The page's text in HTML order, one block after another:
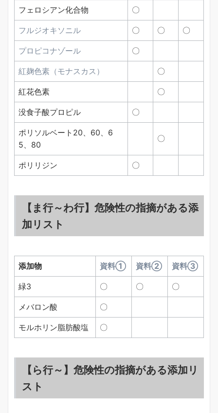
フェロシアン化合物 〇
フルジオキソニル 〇 〇 〇
プロピコナゾール 〇
紅麹色素（モナスカス） 〇
紅花色素 〇
没食子酸プロピル 〇
ポリソルベート20、60、6
5、80
〇
ポリリジン 〇
【ま行～わ行】危険性の指摘がある添
加リスト
添加物 資料① 資料② 資料③
緑3 〇 〇 〇
メバロン酸 〇
モルホリン脂肪酸塩 〇
【ら行～】危険性の指摘がある添加リ
スト